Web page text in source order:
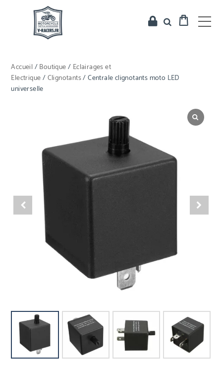
Accueil /Boutique/ Eclairages et
Electrique/Clignotants/ Centrale clignotants moto LED
universelle